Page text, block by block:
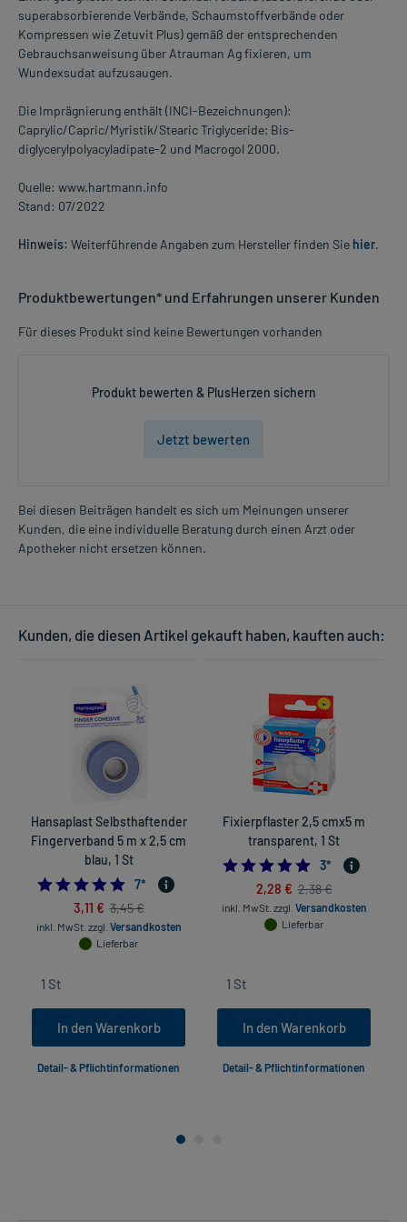
superabsorbierende Verbände, Schaumstoffverbände oder
Kompressen wie Zetuvit Plus) gemäß der entsprechenden
Gebrauchsanweisung über Atrauman Ag fixieren, um
Wundexsudat aufzusaugen.
Die Imprägnierung enthält (INCI-Bezeichnungen):
Caprylic/Capric/Myristik/Stearic Triglyceride; Bis-
diglycerylpolyacyladipate-2 und Macrogol 2000.
Quelle: www.hartmann.info
Stand: 07/2022
Hinweis: Weiterführende Angaben zum Hersteller finden Sie hier.
Produktbewertungen* und Erfahrungen unserer Kunden
Für dieses Produkt sind keine Bewertungen vorhanden
Produkt bewerten & PlusHerzen sichern
Jetzt bewerten
Bei diesen Beiträgen handelt es sich um Meinungen unserer
Kunden, die eine individuelle Beratung durch einen Arzt oder
Apotheker nicht ersetzen können.
Kunden, die diesen Artikel gekauft haben, kauften auch:
Hansaplast Selbsthaftender
Fingerverband 5 m x 2,5 cm
blau, 1 St
4.714285714285714
7*
3,11 € 3,45 €
inkl. MwSt. zzgl. Versandkosten
Lieferbar
In den Warenkorb
Detail- & Pflichtinformationen
Fixierpflaster 2,5 cmx5 m
transparent, 1 St
5.0
3*
2,28 € 2,38 €
inkl. MwSt. zzgl. Versandkosten
Lieferbar
In den Warenkorb
Detail- & Pflichtinformationen